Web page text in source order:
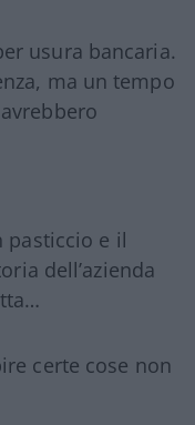
usura bancaria.
ma un tempo
pasticcio e il
dell’azienda
certe cose non